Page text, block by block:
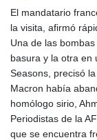
El mandatario
la visita, afirmó
Una de las
basura y la otra en
Seasons, precisó
Macron había
homólogo sirio,
Periodistas de la
que se encuentra